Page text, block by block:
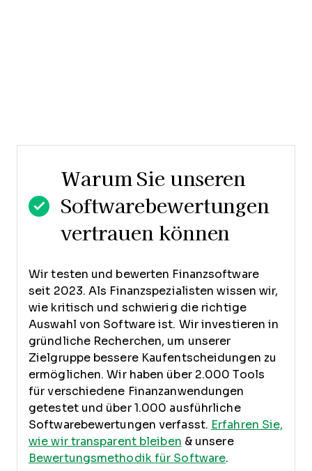
Warum Sie unseren
Softwarebewertungen
vertrauen können
Wir testen und bewerten Finanzsoftware
seit 2023. Als Finanzspezialisten wissen wir,
wie kritisch und schwierig die richtige
Auswahl von Software ist. Wir investieren in
gründliche Recherchen, um unserer
Zielgruppe bessere Kaufentscheidungen zu
ermöglichen. Wir haben über 2.000 Tools
für verschiedene Finanzanwendungen
getestet und über 1.000 ausführliche
Softwarebewertungen verfasst. Erfahren Sie,
wie wir transparent bleiben & unsere
Bewertungsmethodik für Software.